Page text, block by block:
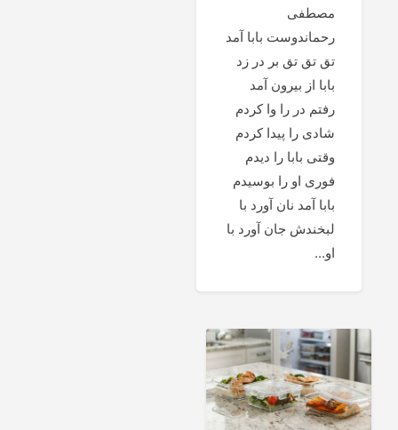
مصطفی
رحماندوست بابا آمد
تق تق تق بر در زد
بابا از بیرون آمد
رفتم در را وا کردم
شادی را پیدا کردم
وقتی بابا را دیدم
فوری او را بوسیدم
بابا آمد نان آورد با
لبخندش جان آورد با
او...